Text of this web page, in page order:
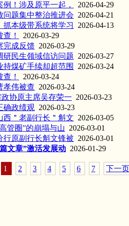
！涉及原平一起，
2026-04-29
问题集中整治推进会 2026-04-21
本级带系统将学习
2026-04-13
！
2026-03-29
完成反馈 2026-03-29
研民生领域信访问题 2026-03-27
持煤矿手续却超范围
2026-03-24
！
2026-03-24
孝伟被查 2026-03-24
协原主席吴存荣一 2026-03-23
确政绩观 2026-03-23
西＂老副行长＂斛文 2026-03-05
管圈”的崩塌与山 2026-03-01
行原副行长斛文锋被 2026-03-01
文章”激活发展动 2026-01-29
1 2 3 4 5 6 7 下一页